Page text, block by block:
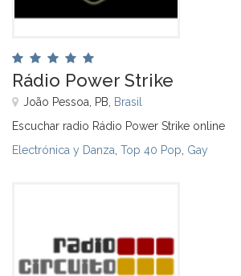
Rádio Power Strike
João Pessoa, PB, Brasil
Escuchar radio Rádio Power Strike online
Electrónica y Danza Top 40 Pop Gay